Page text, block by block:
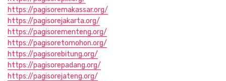
https://pagisoremakassar.org/
https://pagisorejakarta.org/
https://pagisorementeng.org/
https://pagisoretomohon.org/
https://pagisorebitung.org/
https://pagisorepadang.org/
https://pagisorejateng.org/